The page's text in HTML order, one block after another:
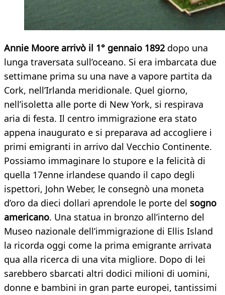
Annie Moore arrivò il 1° gennaio 1892dopo una
lunga traversata sull’oceano. Si era imbarcata due
settimane prima su una nave a vapore partita da
Cork, nell’Irlanda meridionale. Quel giorno,
nell’isoletta alle porte di New York, si respirava
aria di festa. Il centro immigrazione era stato
appena inaugurato e si preparava ad accogliere i
primi emigranti in arrivo dal Vecchio Continente.
Possiamo immaginare lo stupore e la felicità di
quella 17enne irlandese quando il capo degli
ispettori, John Weber, le consegnò una moneta
d’oro da dieci dollari aprendole le porte del sogno
americano. Una statua in bronzo all’interno del
Museo nazionale dell’immigrazione di Ellis Island
la ricorda oggi come la prima emigrante arrivata
qua alla ricerca di una vita migliore. Dopo di lei
sarebbero sbarcati altri dodici milioni di uomini,
donne e bambini in gran parte europei, tantissimi